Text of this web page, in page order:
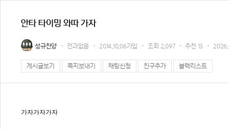
안타 타이밍 와따 가자
성규찬양 전과없음 2014.10.06가입 조회 2,097 추천 13
게시글보기 쪽지보내기 채팅신청 친구추가 블랙리스트
가자가자가자